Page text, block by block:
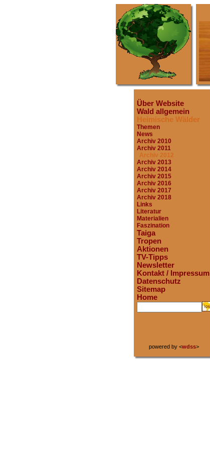
Über Website
Wald allgemein
Heimische Wälder
Themen
News
Archiv 2010
Archiv 2011
Archiv 2012
Archiv 2013
Archiv 2014
Archiv 2015
Archiv 2016
Archiv 2017
Archiv 2018
Links
Literatur
Materialien
Faszination
Taiga
Tropen
Aktionen
TV-Tipps
Newsletter
Kontakt / Impressum
Datenschutz
Sitemap
Home
powered by <wdss>